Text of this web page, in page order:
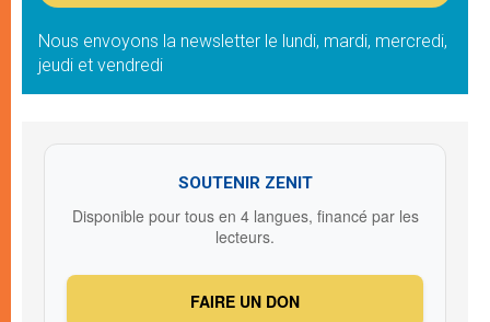
Nous envoyons la newsletter le lundi, mardi, mercredi,
jeudi et vendredi
SOUTENIR ZENIT
Disponible pour tous en 4 langues, financé par les
lecteurs.
FAIRE UN DON